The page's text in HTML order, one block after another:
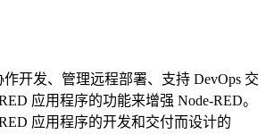
开发、管理远程部署、支持 DevOps 交
应用程序的功能来增强 Node-RED。
应用程序的开发和交付而设计的